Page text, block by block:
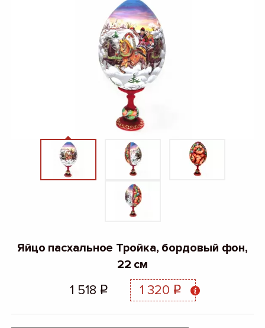
Яйцо пасхальное Тройка, бордовый фон,
22 см
1 518 q 1 320 q